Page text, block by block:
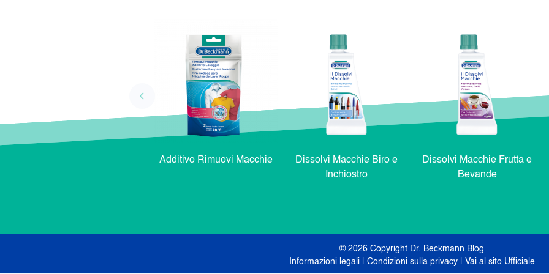
Additivo Rimuovi Macchie
Dissolvi Macchie Biro e
Inchiostro
Dissolvi Macchie Frutta e
Bevande
© 2026 Copyright Dr. Beckmann Blog
Informazioni legali
Condizioni sulla privacy Vai al sito Ufficiale